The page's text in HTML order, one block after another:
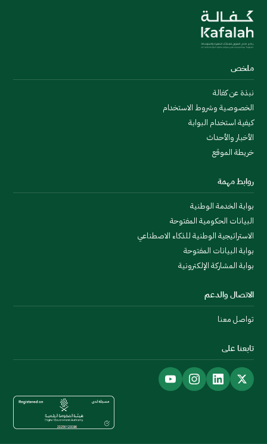
ملخص
نبذة عن كفالة
الخصوصية وشروط الاستخدام
كيفية استخدام البوابة
الأخبار والأحداث
خريطة الموقع
روابط مهمة
بوابة الخدمة الوطنية
البيانات الحكومية المفتوحة
الاستراتيجية الوطنية للذكاء الاصطناعي
بوابة البيانات المفتوحة
بوابة المشاركة الإلكترونية
الاتصال والدعم
تواصل معنا
تابعنا على